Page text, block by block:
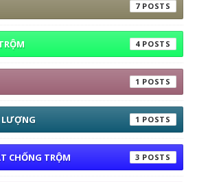
7
4
1
1
CHỐNG TRỘM 3